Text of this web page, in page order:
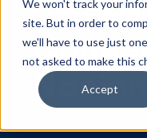
We won't track your
site. But in order to
we'll have to use just
not asked to make this
Accept
de
Estamos